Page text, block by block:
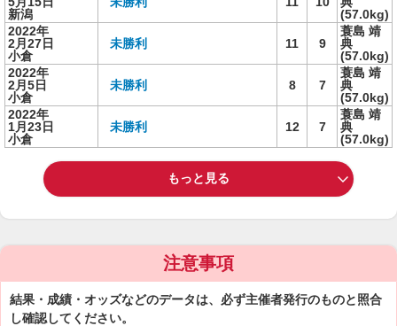
新潟
(57.0kg)
2022年
2月27日
小倉
未勝利 11 9
蓑島 靖
典
(57.0kg)
2022年
2月5日
小倉
未勝利 8 7
蓑島 靖
典
(57.0kg)
2022年
1月23日
小倉
未勝利 12 7
蓑島 靖
典
(57.0kg)
もっと見る
注意事項
結果・成績・オッズなどのデータは、必ず主催者発行のものと照合
し確認してください。